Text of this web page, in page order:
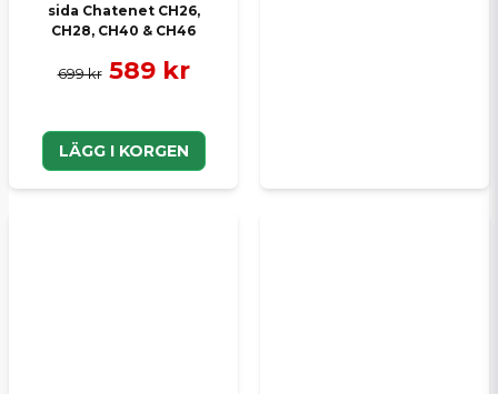
sida Chatenet CH26,
CH28, CH40 & CH46
699 kr 589 kr
LÄGG I KORGEN